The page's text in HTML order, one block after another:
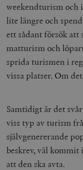
weekendturism och
lite längre och
ett sådant försök att
matturism och
sprida turismen i
vissa platser. Om
Samtidigt är det
viss typ av turism
självgenererande
beskrev, väl
att den ska avta.